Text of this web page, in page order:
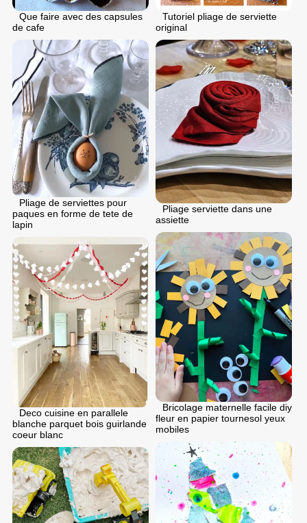
Tutoriel pliage de serviette
original
Que faire avec des capsules
de cafe
Pliage serviette dans une
assiette
Pliage de serviettes pour
paques en forme de tete de
lapin
Bricolage maternelle facile diy
fleur en papier tournesol yeux
mobiles
Deco cuisine en parallele
blanche parquet bois guirlande
coeur blanc